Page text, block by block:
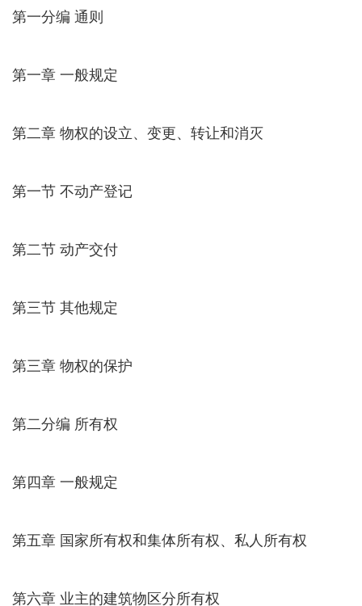
第一分编 通则
第一章 一般规定
第二章 物权的设立、变更、转让和消灭
第一节 不动产登记
第二节 动产交付
第三节 其他规定
第三章 物权的保护
第二分编 所有权
第四章 一般规定
第五章 国家所有权和集体所有权、私人所有权
第六章 业主的建筑物区分所有权